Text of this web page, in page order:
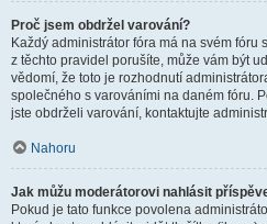
Proč jsem obdržel varování?
Každý administrátor fóra má na svém
z těchto pravidel porušíte, může vám být
vědomí, že toto je rozhodnutí
společného s varováními na daném fóru.
jste obdrželi varování, kontaktujte
Nahoru
Jak můžu moderátorovi nahlásit
Pokud je tato funkce povolena